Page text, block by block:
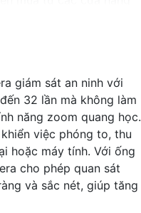
Dahua.☄️
tùy vào model và chức
kỹ trước khi đầu tư.🎖️
minh và độ tin cậy.💖
giá rẻ, bạn có thể tham
điện tử hoặc tại các
sẽ giúp bạn chọn lựa
rẻ và chất lượng. Nếu
thêm, đừng ngần
biết.
giám sát an ninh với
32 lần mà không làm
năng zoom quang học.
việc phóng to, thu
hoặc máy tính. Với ống
cho phép quan sát
và sắc nét, giúp tăng